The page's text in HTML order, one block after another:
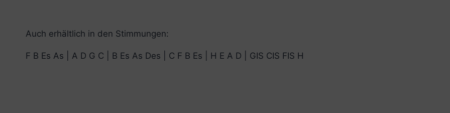
Auch erhältlich in den Stimmungen:
F B Es As | A D G C | B Es As Des | C F B Es | H E A D | GIS CIS FIS H